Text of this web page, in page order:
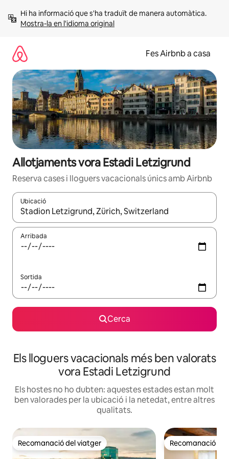
Mostra-la en l'idioma original
Fes Airbnb a casa
Allotjaments vora Estadi Letzigrund
Reserva cases i lloguers vacacionals únics amb Airbnb
Ubicació
Quan els resultats estiguin disponibles, podràs navegar-hi a
Arribada
Sortida
Cerca
Els lloguers vacacionals més ben valorats
vora Estadi Letzigrund
Els hostes no ho dubten: aquestes estades estan molt
ben valorades per la ubicació i la netedat, entre altres
qualitats.
Recomanació del viatger
Recomanació del viatger Recomanació
Recomanació